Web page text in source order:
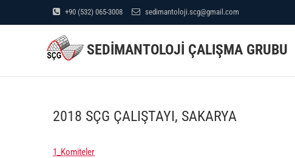
to
+90 (532) 065-3008 sedimantoloji.scg@gmail.com
SEDİMANTOLOJİ ÇALIŞMA GRUBU
2018 SÇG ÇALIŞTAYI, SAKARYA
1_Komiteler